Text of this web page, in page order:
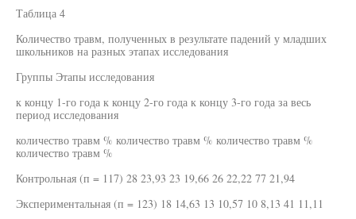
Таблица 4
Количество травм, полученных в результате падений у младших
школьников на разных этапах исследования
Группы Этапы исследования
к концу 1-го года к концу 2-го года к концу 3-го года за весь
период исследования
количество травм % количество травм % количество травм %
количество травм %
Контрольная (п = 117) 28 23,93 23 19,66 26 22,22 77 21,94
Экспериментальная (п = 123) 18 14,63 13 10,57 10 8,13 41 11,11